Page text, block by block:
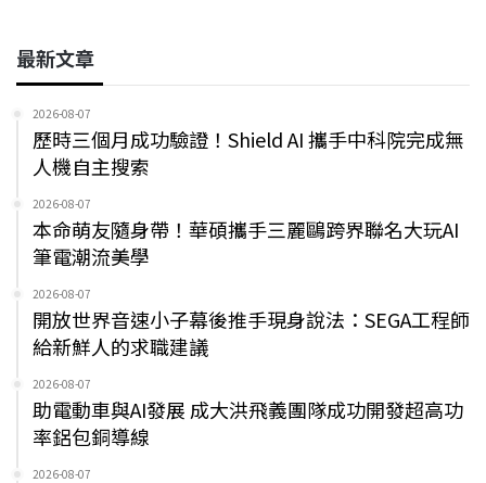
最新文章
2026-08-07
歷時三個月成功驗證！Shield AI 攜手中科院完成無
人機自主搜索
2026-08-07
本命萌友隨身帶！華碩攜手三麗鷗跨界聯名大玩AI
筆電潮流美學
2026-08-07
開放世界音速小子幕後推手現身說法：SEGA工程師
給新鮮人的求職建議
2026-08-07
助電動車與AI發展 成大洪飛義團隊成功開發超高功
率鋁包銅導線
2026-08-07